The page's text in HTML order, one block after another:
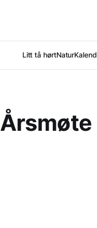
Litt tå hørtNatur
Årsmøte